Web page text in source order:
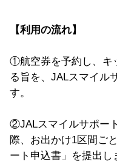
【利用の流れ】
①航空券を予約し、キ
る旨を、JALスマイル
す。
②JALスマイルサポー
際、お出かけ1区間ご
ート申込書」を提出